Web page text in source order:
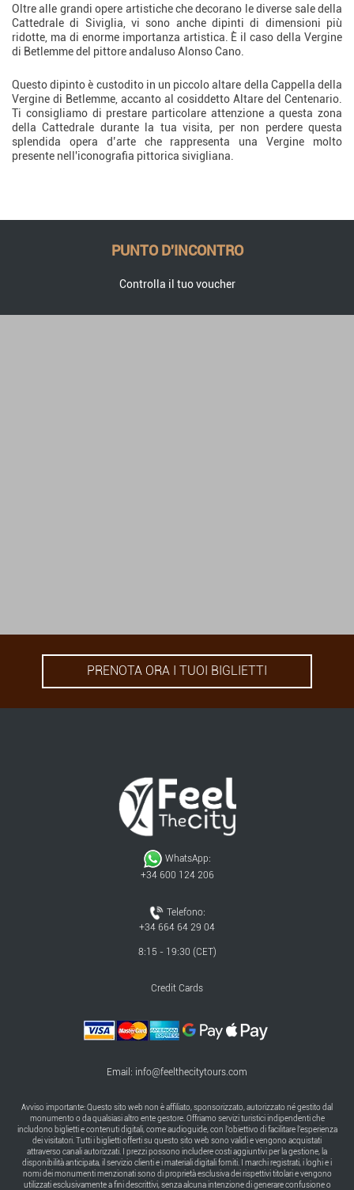
Oltre alle grandi opere artistiche che decorano le diverse sale della
Cattedrale di Siviglia, vi sono anche dipinti di dimensioni più
ridotte, ma di enorme importanza artistica. È il caso della Vergine
di Betlemme del pittore andaluso Alonso Cano.
Questo dipinto è custodito in un piccolo altare della Cappella della
Vergine di Betlemme, accanto al cosiddetto Altare del Centenario.
Ti consigliamo di prestare particolare attenzione a questa zona
della Cattedrale durante la tua visita, per non perdere questa
splendida opera d’arte che rappresenta una Vergine molto
presente nell'iconografia pittorica sivigliana.
PUNTO D'INCONTRO
Controlla il tuo voucher
PRENOTA ORA I TUOI BIGLIETTI
WhatsApp:
+34 600 124 206
Telefono:
+34 664 64 29 04
8:15 - 19:30 (CET)
Credit Cards
Email: info@feelthecitytours.com
Avviso importante: Questo sito web non è affiliato, sponsorizzato, autorizzato né gestito dal
monumento o da qualsiasi altro ente gestore. Offriamo servizi turistici indipendenti che
includono biglietti e contenuti digitali, come audioguide, con l’obiettivo di facilitare l’esperienza
dei visitatori. Tutti i biglietti offerti su questo sito web sono validi e vengono acquistati
attraverso canali autorizzati. I prezzi possono includere costi aggiuntivi per la gestione, la
disponibilità anticipata, il servizio clienti e i materiali digitali forniti. I marchi registrati, i loghi e i
nomi dei monumenti menzionati sono di proprietà esclusiva dei rispettivi titolari e vengono
utilizzati esclusivamente a fini descrittivi, senza alcuna intenzione di generare confusione o